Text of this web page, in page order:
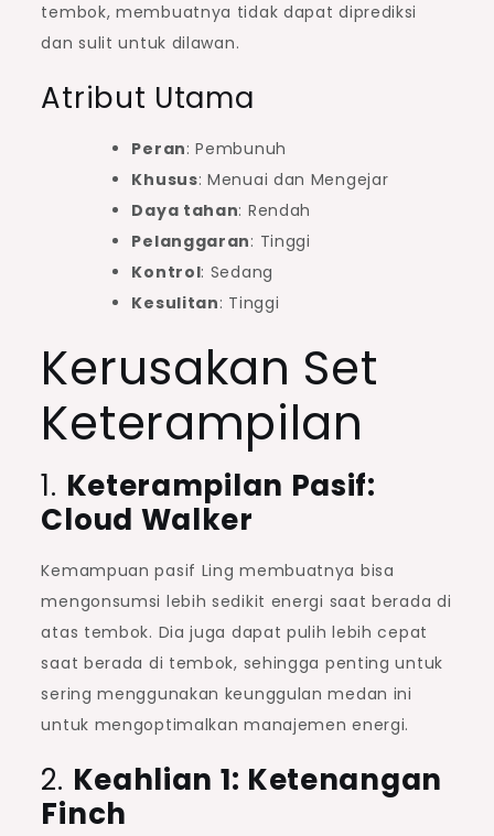
tembok, membuatnya tidak dapat diprediksi
dan sulit untuk dilawan.
Atribut Utama
Peran: Pembunuh
Khusus: Menuai dan Mengejar
Daya tahan: Rendah
Pelanggaran: Tinggi
Kontrol: Sedang
Kesulitan: Tinggi
Kerusakan Set
Keterampilan
1. Keterampilan Pasif:
Cloud Walker
Kemampuan pasif Ling membuatnya bisa
mengonsumsi lebih sedikit energi saat berada di
atas tembok. Dia juga dapat pulih lebih cepat
saat berada di tembok, sehingga penting untuk
sering menggunakan keunggulan medan ini
untuk mengoptimalkan manajemen energi.
2. Keahlian 1: Ketenangan
Finch